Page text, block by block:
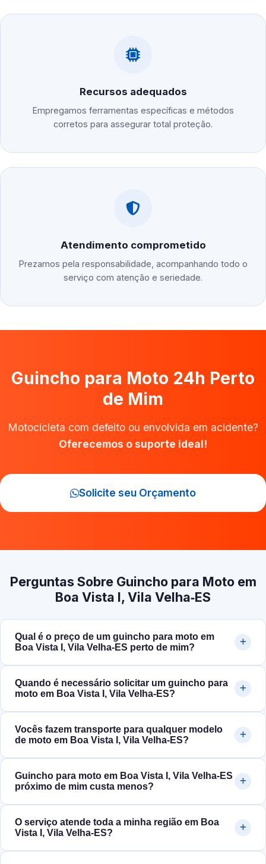
Recursos adequados
Empregamos ferramentas específicas e métodos
corretos para assegurar total proteção.
Atendimento comprometido
Prezamos pela responsabilidade, acompanhando todo o
serviço com atenção e seriedade.
Guincho para Moto 24h Perto
de Mim
Motocicleta com defeito ou envolvida em acidente?
Oferecemos o suporte ideal!
Solicite seu Orçamento
Perguntas Sobre Guincho para Moto em
Boa Vista I, Vila Velha‑ES
Qual é o preço de um guincho para moto em
Boa Vista I, Vila Velha‑ES perto de mim?
Quando é necessário solicitar um guincho para
moto em Boa Vista I, Vila Velha‑ES?
Vocês fazem transporte para qualquer modelo
de moto em Boa Vista I, Vila Velha‑ES?
Guincho para moto em Boa Vista I, Vila Velha‑ES
próximo de mim custa menos?
O serviço atende toda a minha região em Boa
Vista I, Vila Velha‑ES?